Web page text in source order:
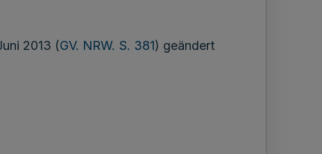
2013 (GV. NRW. S. 381) geändert